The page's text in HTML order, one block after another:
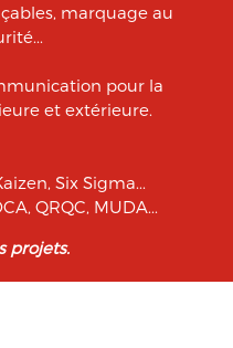
marquage au
pour la
et extérieure.
Six Sigma...
QRQC, MUDA...
projets.